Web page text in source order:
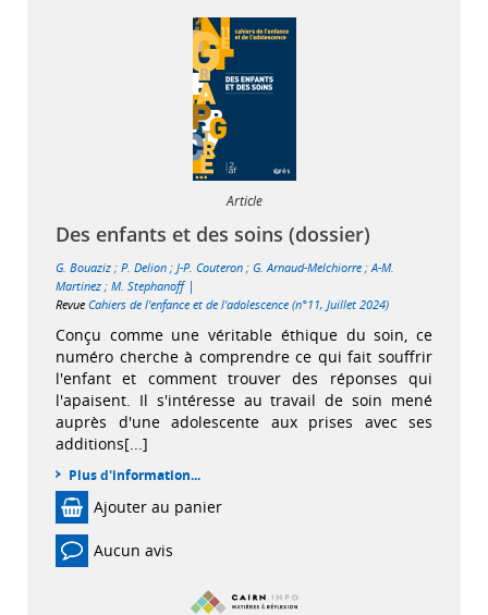
Article
Des enfants et des soins (dossier)
G. Bouaziz ; P. Delion ; J-P. Couteron ; G. Arnaud-Melchiorre ; A-M.
Martinez ; M. Stephanoff |
Revue Cahiers de l'enfance et de l'adolescence (n°11, Juillet 2024)
Conçu comme une véritable éthique du soin, ce
numéro cherche à comprendre ce qui fait souffrir
l'enfant et comment trouver des réponses qui
l'apaisent. Il s'intéresse au travail de soin mené
auprès d'une adolescente aux prises avec ses
additions[...]
Plus d'information...
Ajouter au panier
Aucun avis